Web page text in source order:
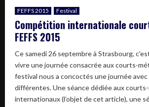
FEFFS 2015 Festival
Compétition internationale
FEFFS 2015
Ce samedi 26 septembre à Strasbourg,
vivre une journée consacrée aux courts-
festival nous a concoctés une journée avec
différentes. Une séance dédiée aux
internationaux (l’objet de cet article), une